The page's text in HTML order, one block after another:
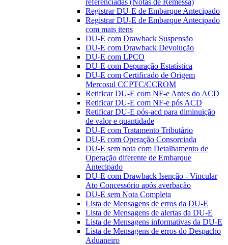
referenciadas (Notas de Remessa)
Registrar DU-E de Embarque Antecipado
Registrar DU-E de Embarque Antecipado
com mais itens
DU-E com Drawback Suspensão
DU-E com Drawback Devolução
DU-E com LPCO
DU-E com Depuração Estatística
DU-E com Certificado de Origem
Mercosul CCPTC/CCROM
Retificar DU-E com NF-e Antes do ACD
Retificar DU-E com NF-e pós ACD
Retificar DU-E pós-acd para diminuição
de valor e quantidade
DU-E com Tratamento Tributário
DU-E com Operação Consorciada
DU-E sem nota com Detalhamento de
Operação diferente de Embarque
Antecipado
DU-E com Drawback Isenção - Vincular
Ato Concessório após averbação
DU-E sem Nota Completa
Lista de Mensagens de erros da DU-E
Lista de Mensagens de alertas da DU-E
Lista de Mensagens informativas da DU-E
Lista de Mensagens de erros do Despacho
Aduaneiro